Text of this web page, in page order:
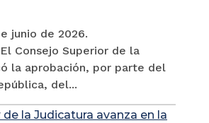
junio de 2026.
Consejo Superior de la
la aprobación, por parte del
del...
la Judicatura avanza en la